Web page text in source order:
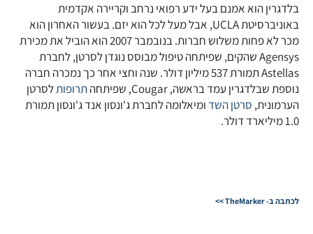
בלדגרין הוא אמנם בעל ידע רפואי נרחב וקריירה אקדמית
באוניברסיטת UCLA, אבל מעל לכל הוא יזם. בעשור האחרון הוא
מכר לא פחות משלוש חברות. בנובמבר 2007 הוא הוביל את מכירת
Agensys שהקים, שפיתחה טיפול מבוסס נוגדן לסרטן, לחברת
Astellas תמורת 537 מיליון דולר. שנה וחצי אחר כך נמכרה חברה
נוספת שבלדגרין עמד בראשה, Cougar, שפיתחה
תרופותלסרטן
הערמונית, סרטן השד ומיאלומה לחברת ג'ונסון אנד ג'ונסון תמורת
1.0 מיליארד דולר.
לכתבה ב- TheMarker >>